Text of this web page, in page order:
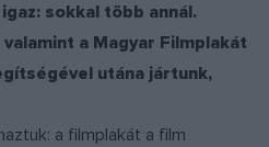
sokkal több annál.
a Magyar Filmplakát
utána jártunk,
a filmplakát a film